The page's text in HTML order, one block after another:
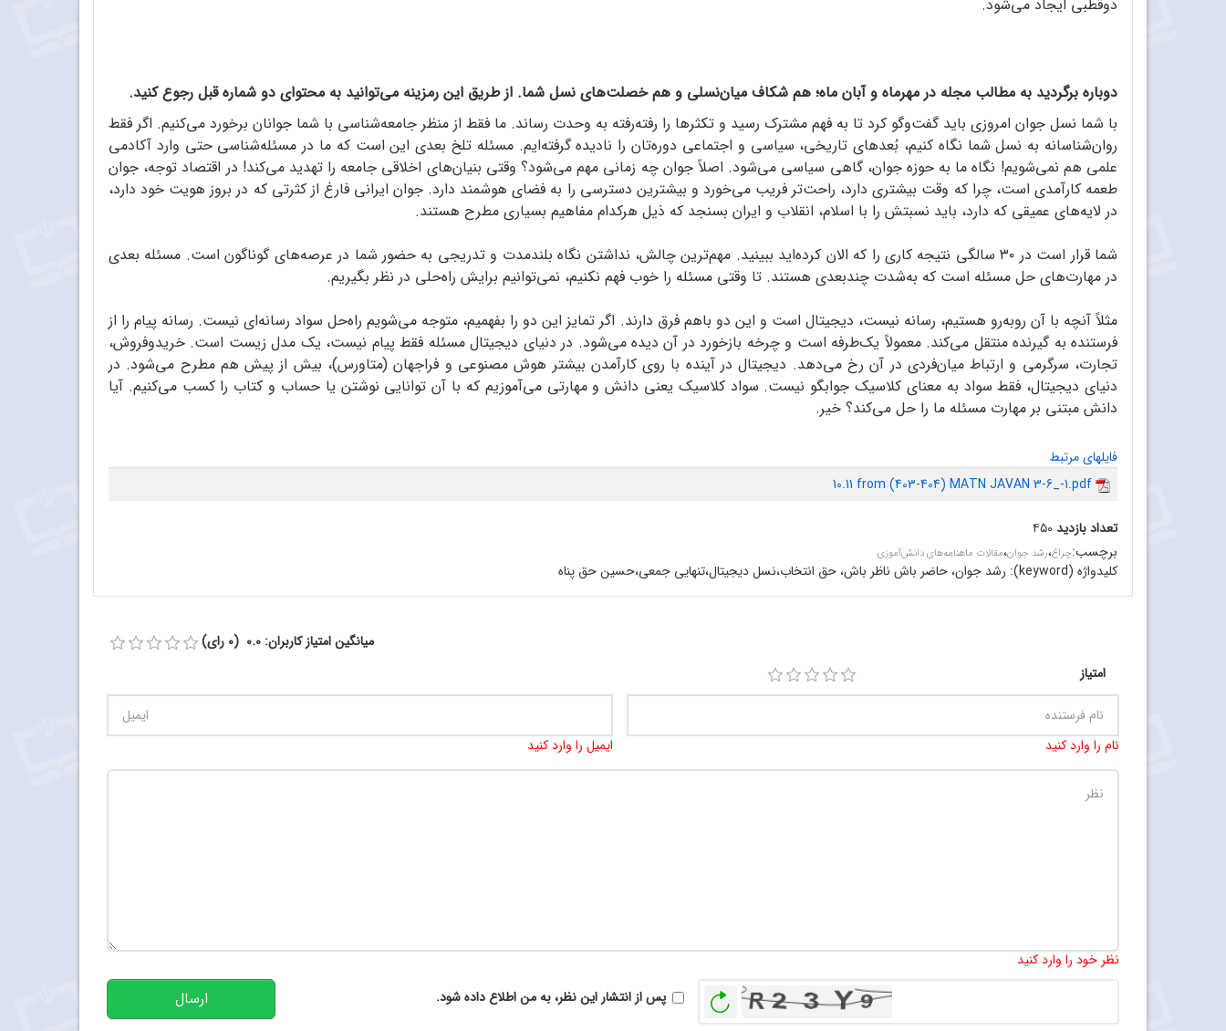
دوقطبی ایجاد می‌شود.
دوباره برگردید به مطالب مجله در مهرماه و آبان ماه؛ هم شکاف میان‌نسلی و هم خصلت‌های نسل شما. از طریق این رمزینه می‌توانید به محتوای دو شماره قبل رجوع کنید.
با شما نسل جوان امروزی باید گفت‌وگو کرد تا به فهم مشترک رسید و تکثرها را رفته‌رفته به وحدت رساند. ما فقط از منظر جامعه‌شناسی با شما جوانان برخورد می‌کنیم. اگر فقط
روان‌شناسانه به نسل شما نگاه کنیم، بُعدهای تاریخی، سیاسی و اجتماعی دوره‌تان را نادیده گرفته‌ایم. مسئله تلخ بعدی این است که ما در مسئله‌شناسی حتی وارد آکادمی
علمی هم نمی‌شویم! نگاه ما به حوزه جوان، گاهی سیاسی می‌شود. اصلاً جوان چه زمانی مهم می‌شود؟ وقتی بنیان‌های اخلاقی جامعه را تهدید می‌کند! در اقتصاد توجه، جوان
طعمه کارآمدی است، چرا که وقت بیشتری دارد، راحت‌تر فریب می‌خورد و بیشترین دسترسی را به فضای هوشمند دارد. جوان ایرانی فارغ از کثرتی که در بروز هویت خود دارد،
در لایه‌های عمیقی که دارد، باید نسبتش را با اسلام، انقلاب و ایران بسنجد که ذیل هرکدام مفاهیم بسیاری مطرح هستند.
شما قرار است در ۳۰ سالگی نتیجه کاری را که الان کرده‌اید ببینید. مهم‌ترین چالش، نداشتن نگاه بلندمدت و تدریجی به حضور شما در عرصه‌های گوناگون است. مسئله بعدی
در مهارت‌های حل مسئله است که به‌شدت چندبعدی هستند. تا وقتی مسئله را خوب فهم نکنیم، نمی‌توانیم برایش راه‌حلی در نظر بگیریم.
مثلاً آنچه با آن روبه‌رو هستیم، رسانه نیست، دیجیتال است و این دو باهم فرق دارند. اگر تمایز این دو را بفهمیم، متوجه می‌شویم راه‌حل سواد رسانه‌ای نیست. رسانه پیام را از
فرستنده به گیرنده منتقل می‌کند. معمولاً یک‌طرفه است و چرخه بازخورد در آن دیده می‌شود. در دنیای دیجیتال مسئله فقط پیام نیست، یک مدل زیست است. خریدوفروش،
تجارت، سرگرمی و ارتباط میان‌فردی در آن رخ می‌دهد. دیجیتال در آینده با روی کارآمدن بیشتر هوش مصنوعی و فراجهان (متاورس)، بیش از پیش هم مطرح می‌شود. در
دنیای دیجیتال، فقط سواد به معنای کلاسیک جوابگو نیست. سواد کلاسیک یعنی دانش و مهارتی می‌آموزیم که با آن توانایی نوشتن یا حساب و کتاب را کسب می‌کنیم. آیا
دانش مبتنی بر مهارت مسئله ما را حل می‌کند؟ خیر.
فایلهای مرتبط
10.11 from (403-404) MATN JAVAN 3-6_-1.pdf
تعداد بازدید ۴۵۰
برچسب:چراغ،رشد جوان،مقالات ماهنامه‌های دانش‌آموزی
کلیدواژه (keyword): رشد جوان، حاضر باش ناظر باش، حق انتخاب،نسل دیجیتال،تنهایی جمعی،حسین حق پناه
میانگین امتیاز کاربران: 0.0 (0 رای)
امتیاز
نام را وارد کنید ایمیل را وارد کنید
نظر خود را وارد کنید
بازخوانیپس از انتشار این نظر، به من اطلاع داده شود. ارسال